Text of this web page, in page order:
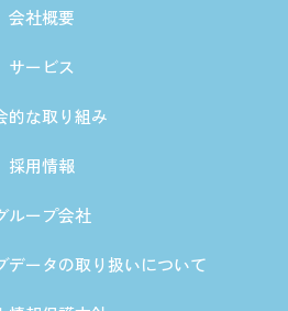
会社概要
サービス
的な取り組み
採用情報
ループ会社
データの取り扱いについて